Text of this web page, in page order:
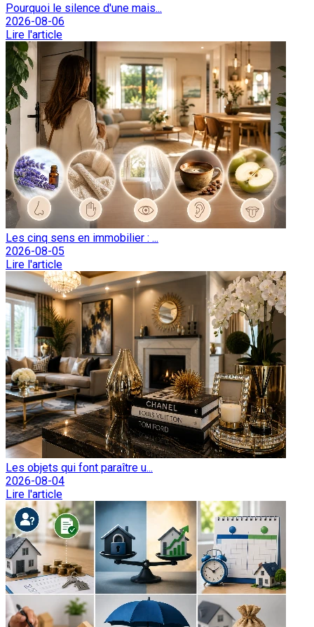
Pourquoi le silence d'une mais...
2026-08-06
Lire l'article
Les cinq sens en immobilier : ...
2026-08-05
Lire l'article
Les objets qui font paraître u...
2026-08-04
Lire l'article